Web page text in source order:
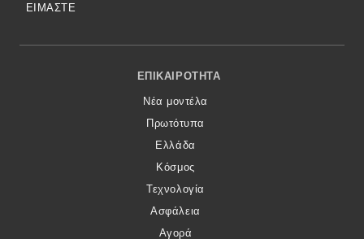
ΕΙΜΑΣΤΕ
Footer Menu
ΕΠΙΚΑΙΡΌΤΗΤΑ
Νέα μοντέλα
Πρωτότυπα
Ελλάδα
Κόσμος
Τεχνολογία
Ασφάλεια
Αγορά